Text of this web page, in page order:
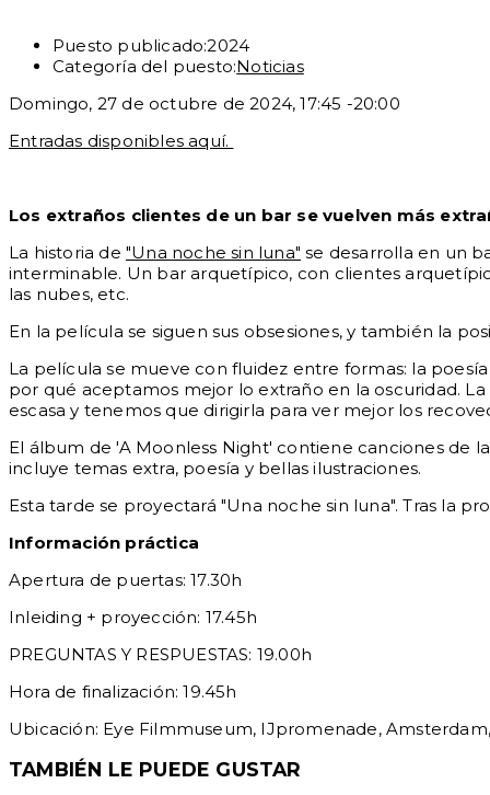
Puesto publicado:2024
Categoría del puesto:Noticias
Domingo, 27 de octubre de 2024, 17:45 -20:00
Entradas disponibles aquí.
Los extraños clientes de un bar se vuelven más
La historia de "Una noche sin luna" se desarrolla en un
interminable. Un bar arquetípico, con clientes
las nubes, etc.
En la película se siguen sus obsesiones, y también la
La película se mueve con fluidez entre formas: la
por qué aceptamos mejor lo extraño en la oscuridad.
escasa y tenemos que dirigirla para ver mejor los
El álbum de 'A Moonless Night' contiene canciones de
incluye temas extra, poesía y bellas ilustraciones.
Esta tarde se proyectará "Una noche sin luna". Tras la
Información práctica
Apertura de puertas: 17.30h
Inleiding + proyección: 17.45h
PREGUNTAS Y RESPUESTAS: 19.00h
Hora de finalización: 19.45h
Ubicación: Eye Filmmuseum, IJpromenade,
TAMBIÉN LE PUEDE GUSTAR